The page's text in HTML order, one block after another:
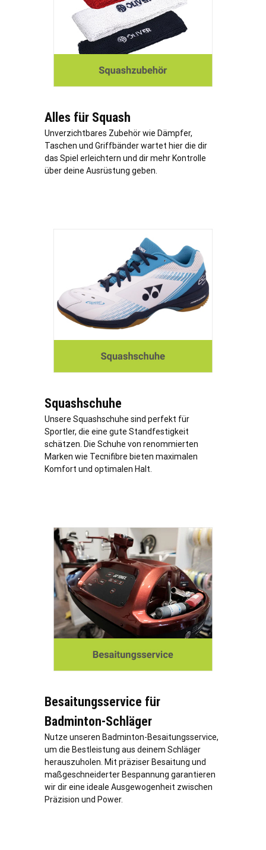
Alles für Squash
Unverzichtbares Zubehör wie Dämpfer,
Taschen und Griffbänder wartet hier die dir
das Spiel erleichtern und dir mehr Kontrolle
über deine Ausrüstung geben.
Squashschuhe
Unsere Squashschuhe sind perfekt für
Sportler, die eine gute Standfestigkeit
schätzen. Die Schuhe von renommierten
Marken wie Tecnifibre bieten maximalen
Komfort und optimalen Halt.
Besaitungsservice für
Badminton-Schläger
Nutze unseren Badminton-Besaitungsservice,
um die Bestleistung aus deinem Schläger
herauszuholen. Mit präziser Besaitung und
maßgeschneiderter Bespannung garantieren
wir dir eine ideale Ausgewogenheit zwischen
Präzision und Power.